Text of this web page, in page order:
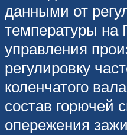
данными от
температуры на
управления
регулировку
коленчатого
состав горючей
опережения